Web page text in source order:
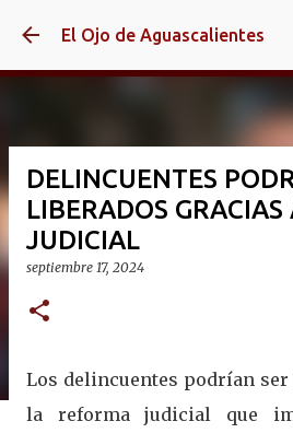
Ir al contenido
El Ojo de Aguascalientes
DELINCUENTES
LIBERADOS
JUDICIAL
septiembre 17, 2024
Los delincuentes podrían
la reforma judicial que